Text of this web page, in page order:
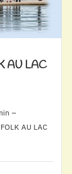
AU LAC
–
AU LAC